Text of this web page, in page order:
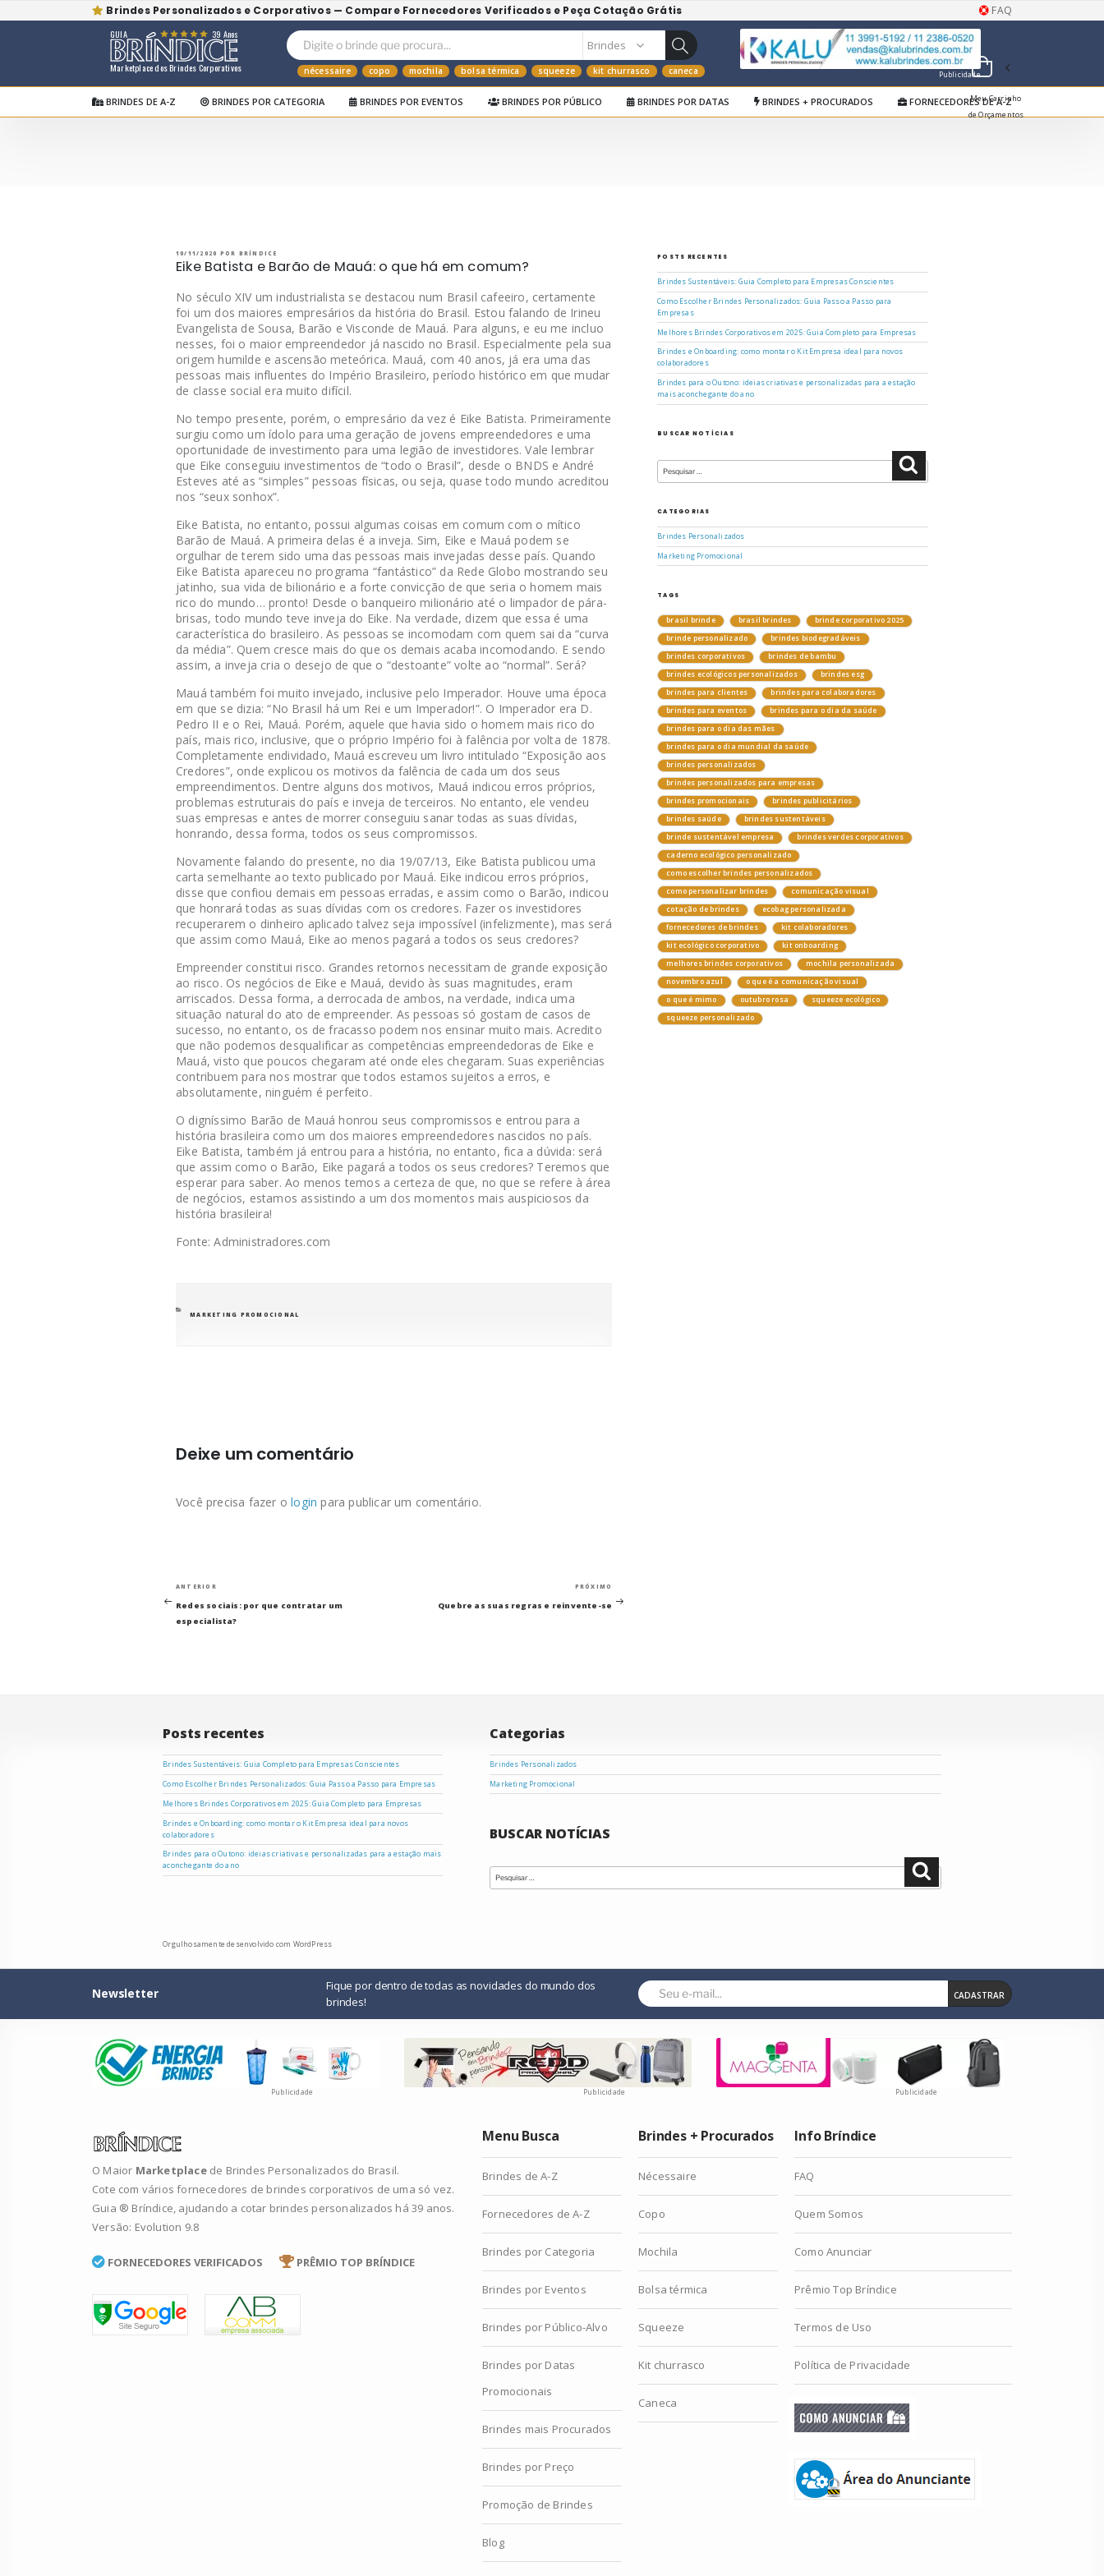
Brindes Personalizados e Corporativos — Compare Fornecedores Verificados e Peça Cotação Grátis FAQ
Marketplace dos Brindes Corporativos
GUIA 39 Anos
nécessaire copo mochila bolsa térmica squeeze kit churrasco caneca Publicidade
Meu Carrinho
de Orçamentos
BRINDES DE A-Z BRINDES POR CATEGORIA BRINDES POR EVENTOS BRINDES POR PÚBLICO BRINDES POR DATAS BRINDES + PROCURADOS FORNECEDORES DE A-Z
PUBLICADO
EM
10/11/2020 POR BRÍNDICE
Eike Batista e Barão de Mauá: o que há em comum?
No século XIV um industrialista se destacou num Brasil cafeeiro, certamente
foi um dos maiores empresários da história do Brasil. Estou falando de Irineu
Evangelista de Sousa, Barão e Visconde de Mauá. Para alguns, e eu me incluo
nesses, foi o maior empreendedor já nascido no Brasil. Especialmente pela sua
origem humilde e ascensão meteórica. Mauá, com 40 anos, já era uma das
pessoas mais influentes do Império Brasileiro, período histórico em que mudar
de classe social era muito difícil.
No tempo presente, porém, o empresário da vez é Eike Batista. Primeiramente
surgiu como um ídolo para uma geração de jovens empreendedores e uma
oportunidade de investimento para uma legião de investidores. Vale lembrar
que Eike conseguiu investimentos de “todo o Brasil”, desde o BNDS e André
Esteves até as “simples” pessoas físicas, ou seja, quase todo mundo acreditou
nos “seux sonhox”.
Eike Batista, no entanto, possui algumas coisas em comum com o mítico
Barão de Mauá. A primeira delas é a inveja. Sim, Eike e Mauá podem se
orgulhar de terem sido uma das pessoas mais invejadas desse país. Quando
Eike Batista apareceu no programa “fantástico” da Rede Globo mostrando seu
jatinho, sua vida de bilionário e a forte convicção de que seria o homem mais
rico do mundo… pronto! Desde o banqueiro milionário até o limpador de pára-
brisas, todo mundo teve inveja do Eike. Na verdade, dizem que essa é uma
característica do brasileiro. As pessoas se incomodam com quem sai da “curva
da média”. Quem cresce mais do que os demais acaba incomodando. E sendo
assim, a inveja cria o desejo de que o “destoante” volte ao “normal”. Será?
Mauá também foi muito invejado, inclusive pelo Imperador. Houve uma época
em que se dizia: “No Brasil há um Rei e um Imperador!”. O Imperador era D.
Pedro II e o Rei, Mauá. Porém, aquele que havia sido o homem mais rico do
país, mais rico, inclusive, que o próprio Império foi à falência por volta de 1878.
Completamente endividado, Mauá escreveu um livro intitulado “Exposição aos
Credores”, onde explicou os motivos da falência de cada um dos seus
empreendimentos. Dentre alguns dos motivos, Mauá indicou erros próprios,
problemas estruturais do país e inveja de terceiros. No entanto, ele vendeu
suas empresas e antes de morrer conseguiu sanar todas as suas dívidas,
honrando, dessa forma, todos os seus compromissos.
Novamente falando do presente, no dia 19/07/13, Eike Batista publicou uma
carta semelhante ao texto publicado por Mauá. Eike indicou erros próprios,
disse que confiou demais em pessoas erradas, e assim como o Barão, indicou
que honrará todas as suas dívidas com os credores. Fazer os investidores
recuperarem o dinheiro aplicado talvez seja impossível (infelizmente), mas será
que assim como Mauá, Eike ao menos pagará a todos os seus credores?
Empreender constitui risco. Grandes retornos necessitam de grande exposição
ao risco. Os negócios de Eike e Mauá, devido às suas magnitudes, eram
arriscados. Dessa forma, a derrocada de ambos, na verdade, indica uma
situação natural do ato de empreender. As pessoas só gostam de casos de
sucesso, no entanto, os de fracasso podem nos ensinar muito mais. Acredito
que não podemos desqualificar as competências empreendedoras de Eike e
Mauá, visto que poucos chegaram até onde eles chegaram. Suas experiências
contribuem para nos mostrar que todos estamos sujeitos a erros, e
absolutamente, ninguém é perfeito.
O digníssimo Barão de Mauá honrou seus compromissos e entrou para a
história brasileira como um dos maiores empreendedores nascidos no país.
Eike Batista, também já entrou para a história, no entanto, fica a dúvida: será
que assim como o Barão, Eike pagará a todos os seus credores? Teremos que
esperar para saber. Ao menos temos a certeza de que, no que se refere à área
de negócios, estamos assistindo a um dos momentos mais auspiciosos da
história brasileira!
Fonte: Administradores.com
CATEGORIAS
MARKETING PROMOCIONAL
Deixe um comentário
Você precisa fazer ologin para publicar um comentário.
Navegação
de
Post
anterior
ANTERIOR
Redes sociais: por que contratar um
especialista?
post
PRÓXIMO
Quebre as suas regras e reinvente-se
POSTS RECENTES
Brindes Sustentáveis: Guia Completo para Empresas Conscientes
Como Escolher Brindes Personalizados: Guia Passo a Passo para
Empresas
Melhores Brindes Corporativos em 2025: Guia Completo para Empresas
Brindes e Onboarding: como montar o Kit Empresa ideal para novos
colaboradores
Brindes para o Outono: ideias criativas e personalizadas para a estação
mais aconchegante do ano
BUSCAR NOTÍCIAS
por:
Pesquisar
CATEGORIAS
Brindes Personalizados
Marketing Promocional
TAGS
brasil brinde brasil brindes
brinde corporativo 2025
brinde personalizado
brindes biodegradáveis
brindes corporativos
brindes de bambu
brindes ecológicos personalizados
brindes esg
brindes para clientes
brindes para colaboradores
brindes para eventos
brindes para o dia da saúde
brindes para o dia das mães
brindes para o dia mundial da saúde
brindes personalizados
brindes personalizados para empresas
brindes promocionais
brindes publicitários
brindes saúde
brindes sustentáveis
brinde sustentável empresa
brindes verdes corporativos
caderno ecológico personalizado
como escolher brindes personalizados
como personalizar brindes
comunicação visual
cotação de brindes
ecobag personalizada
fornecedores de brindes
kit colaboradores
kit ecológico corporativo
kit onboarding
melhores brindes corporativos
mochila personalizada
novembro azul
o que é a comunicação visual
o que é mimo
outubro rosa
squeeze ecológico
squeeze personalizado
Posts recentes
Brindes Sustentáveis: Guia Completo para Empresas Conscientes
Como Escolher Brindes Personalizados: Guia Passo a Passo para Empresas
Melhores Brindes Corporativos em 2025: Guia Completo para Empresas
Brindes e Onboarding: como montar o Kit Empresa ideal para novos
colaboradores
Brindes para o Outono: ideias criativas e personalizadas para a estação mais
aconchegante do ano
Categorias
Brindes Personalizados
Marketing Promocional
BUSCAR NOTÍCIAS
por:
Pesquisar
Orgulhosamente desenvolvido com WordPress
Newsletter
Fique por dentro de todas as novidades do mundo dos
brindes!
CADASTRAR
Publicidade Publicidade Publicidade
O Maior Marketplace de Brindes Personalizados do Brasil.
Cote com vários fornecedores de brindes corporativos de uma só vez.
Guia ® Bríndice, ajudando a cotar brindes personalizados há 39 anos.
Versão: Evolution 9.8
FORNECEDORES VERIFICADOS PRÊMIO TOP BRÍNDICE
Menu Busca
Brindes de A-Z
Fornecedores de A-Z
Brindes por Categoria
Brindes por Eventos
Brindes por Público-Alvo
Brindes por Datas
Promocionais
Brindes mais Procurados
Brindes por Preço
Promoção de Brindes
Blog
Brindes + Procurados
Nécessaire
Copo
Mochila
Bolsa térmica
Squeeze
Kit churrasco
Caneca
Info Bríndice
FAQ
Quem Somos
Como Anunciar
Prêmio Top Bríndice
Termos de Uso
Política de Privacidade